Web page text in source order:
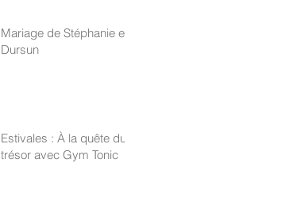
Mariage de Stéphanie et
Dursun
Estivales : À la quête du
trésor avec Gym Tonic